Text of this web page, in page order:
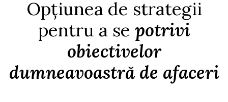
Opțiunea de strategii
pentru a se potrivi
obiectivelor
dumneavoastră de afaceri